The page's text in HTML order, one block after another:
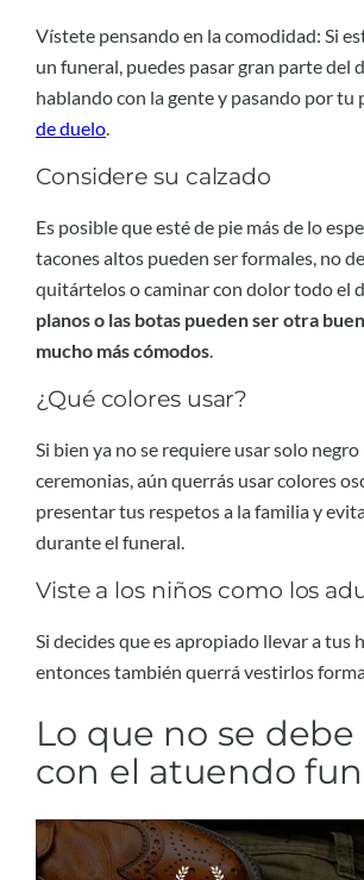
Vístete pensando en la comodidad: Si
un funeral, puedes pasar gran parte del
hablando con la gente y pasando por tu
de duelo
Considere su calzado
Es posible que esté de pie más de lo
tacones altos pueden ser formales, no
quitártelos o caminar con dolor todo el
planos o las botas pueden ser otra
mucho más cómodos
¿Qué colores usar?
Si bien ya no se requiere usar solo negro
ceremonias, aún querrás usar colores
presentar tus respetos a la familia y
durante el funeral.
Viste a los niños como los
Si decides que es apropiado llevar a tus
entonces también querrá vestirlos
Lo que no se
con el atuendo